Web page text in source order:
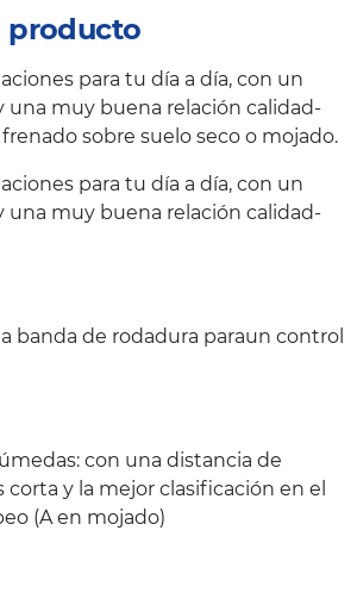
producto
para tu día a día, con un
una muy buena relación calidad-
sobre suelo seco o mojado.
para tu día a día, con un
una muy buena relación calidad-
banda de rodadura paraun control
con una distancia de
y la mejor clasificación en el
(A en mojado)